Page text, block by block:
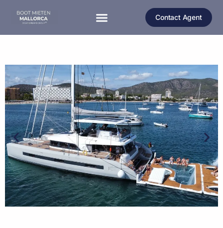
Contact Agent